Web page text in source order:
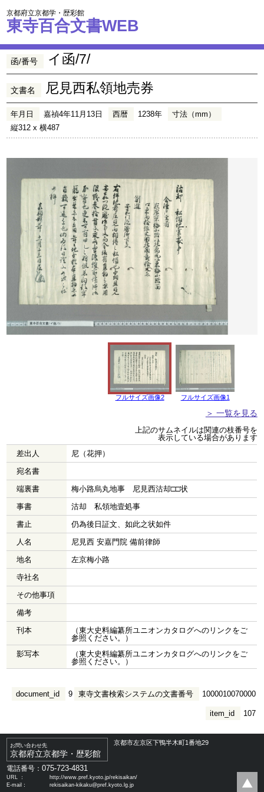
京都府立京都学・歴彩館
東寺百合文書WEB
函/番号 イ函/7/
文書名 尼見西私領地売券
年月日 嘉禎4年11月13日 西暦 1238年
寸法（mm）
縦312 x 横487
フルサイズ画像2 フルサイズ画像1
＞ 一覧を見る
上記のサムネイルは関連の枝番号を
表示している場合があります
差出人
尼（花押）
宛名書
端裏書
梅小路烏丸地事 尼見西沽却□□状
事書
沽却 私領地壹処事
書止
仍為後日証文、如此之状如件
人名
尼見西 安嘉門院 備前律師
地名
左京梅小路
寺社名
その他事項
備考
刊本
（東大史料編纂所ユニオンカタログへのリンクをご
参照ください。）
影写本
（東大史料編纂所ユニオンカタログへのリンクをご
参照ください。）
東寺文書検索システムの文書番号 1000010070000
document_id 9
item_id 107
お問い合わせ先
京都府立京都学・歴彩館
京都市左京区下鴨半木町1番地29
電話番号：075-723-4831
URL ：
http://www.pref.kyoto.jp/rekisaikan/
E-mail：
rekisaikan-kikaku@pref.kyoto.lg.jp